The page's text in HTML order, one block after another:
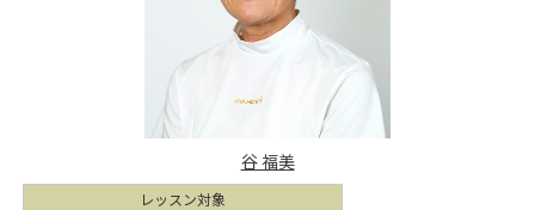
谷 福美
レッスン対象